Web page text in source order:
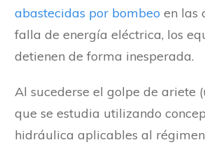
abastecidas por bombeo en las
falla de energía eléctrica, los
detienen de forma inesperada.
Al sucederse el golpe de ariete
que se estudia utilizando
hidráulica aplicables al